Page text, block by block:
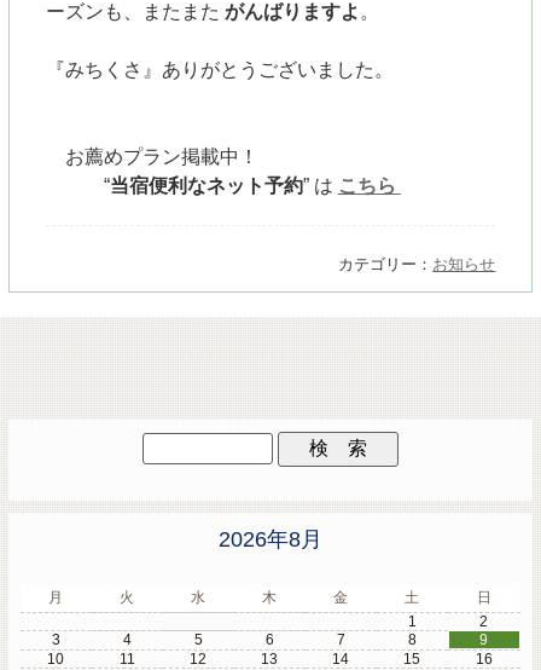
ーズンも、またまた がんばりますよ 。
『みちくさ』ありがとうございました。
お薦めプラン掲載中！
“当宿便利なネット予約”は こちら
カテゴリー： お知らせ
2026年8月
月 火 水 木 金 土
日
1
2
3
4 5 6 7 8
9
10
11 12 13 14 15
16